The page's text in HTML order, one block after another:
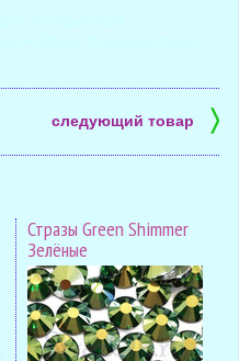
следующий товар 〉
Стразы Green Shimmer
Зелёные